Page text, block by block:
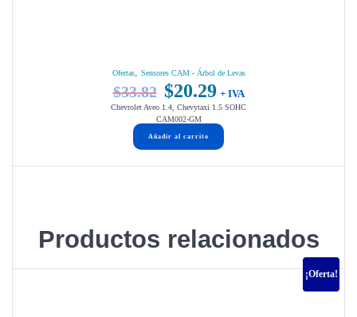
Ofertas, Sensores CAM - Árbol de Levas
$33.82
El
precio
era:
$33.82.
$20.29El
precio
actual
es:
$20.29.
+ IVA
Chevrolet Aveo 1.4, Chevytaxi 1.5 SOHC
CAM002-GM
Añadir al carrito
Productos relacionados
¡Oferta!